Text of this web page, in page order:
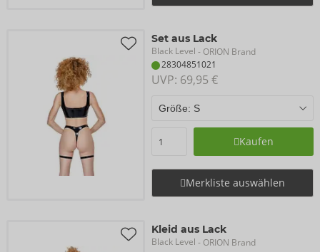
Set aus Lack
Black Level - ORION Brand
28304851021
UVP: 69,95 €
Kaufen
Merkliste auswählen
Kleid aus Lack
Black Level - ORION Brand